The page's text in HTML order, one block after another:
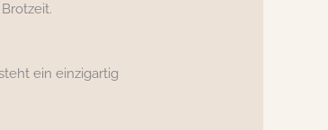
ein einzigartig